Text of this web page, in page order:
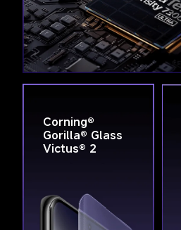
Corning®
Gorilla® Glass
Victus® 2